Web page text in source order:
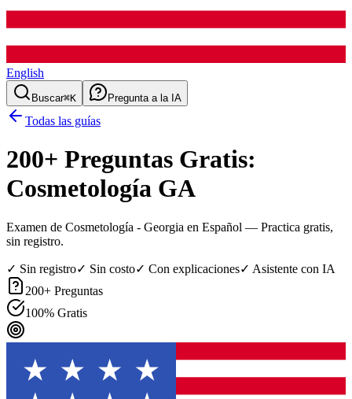
English
Buscar⌘K Pregunta a la IA
Todas las guías
200+ Preguntas Gratis:
Cosmetología GA
Examen de Cosmetología - Georgia en Español — Practica gratis,
sin registro.
✓ Sin registro✓ Sin costo✓ Con explicaciones✓ Asistente con IA
200+ Preguntas
100% Gratis